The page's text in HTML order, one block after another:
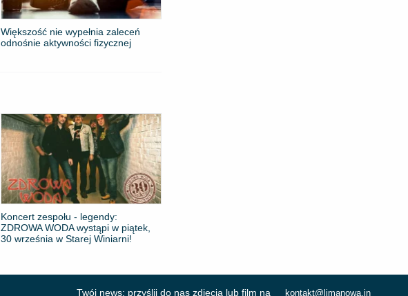
Większość nie wypełnia zaleceń
odnośnie aktywności fizycznej
Koncert zespołu - legendy:
ZDROWA WODA wystąpi w piątek,
30 września w Starej Winiarni!
Twój news: przyślij do nas zdjęcia lub film na kontakt@limanowa.in